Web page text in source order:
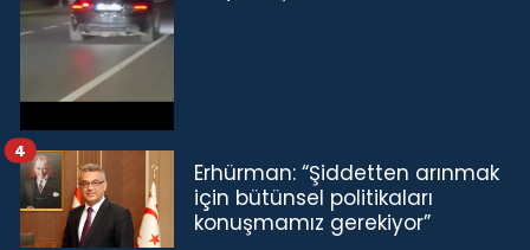
Erhürman: “Şiddetten arınmak
için bütünsel politikaları
konuşmamız gerekiyor”
4